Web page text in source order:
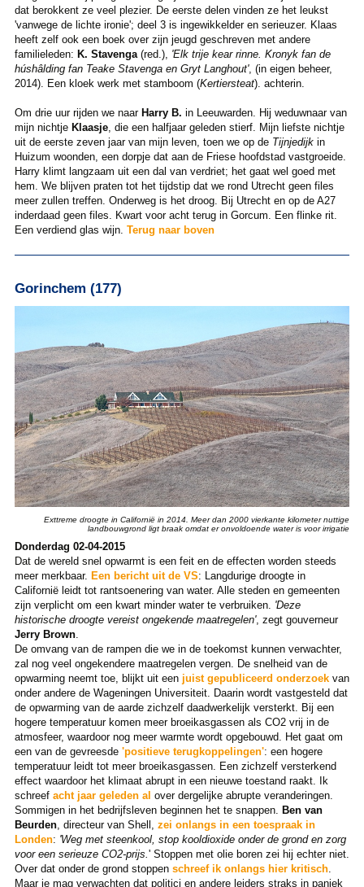
dat berokkent ze veel plezier. De eerste delen vinden ze het leukst
'vanwege de lichte ironie'; deel 3 is ingewikkelder en serieuzer. Klaas
heeft zelf ook een boek over zijn jeugd geschreven met andere
familieleden: K. Stavenga(red.), 'Elk trije kear rinne. Kronyk fan de
húshâlding fan Teake Stavenga en Gryt Langhout', (in eigen beheer,
2014). Een kloek werk met stamboom (Kertiersteat). achterin.
Om drie uur rijden we naar Harry B. in Leeuwarden. Hij weduwnaar van
mijn nichtje Klaasje, die een halfjaar geleden stierf. Mijn liefste nichtje
uit de eerste zeven jaar van mijn leven, toen we op de Tijnjedijkin
Huizum woonden, een dorpje dat aan de Friese hoofdstad vastgroeide.
Harry klimt langzaam uit een dal van verdriet; het gaat wel goed met
hem. We blijven praten tot het tijdstip dat we rond Utrecht geen files
meer zullen treffen. Onderweg is het droog. Bij Utrecht en op de A27
inderdaad geen files. Kwart voor acht terug in Gorcum. Een flinke rit.
Een verdiend glas wijn. Terug naar boven
Gorinchem (177)
Exttreme droogte in Californië in 2014. Meer dan 2000 vierkante kilometer nuttige
landbouwgrond ligt braak omdat er onvoldoende water is voor irrigatie
Donderdag 02-04-2015
Dat de wereld snel opwarmt is een feit en de effecten worden steeds
meer merkbaar. Een bericht uit de VS: Langdurige droogte in
Californië leidt tot rantsoenering van water. Alle steden en gemeenten
zijn verplicht om een kwart minder water te verbruiken. 'Deze
historische droogte vereist ongekende maatregelen', zegt gouverneur
Jerry Brown.
De omvang van de rampen die we in de toekomst kunnen verwachter,
zal nog veel ongekendere maatregelen vergen. De snelheid van de
opwarming neemt toe, blijkt uit een juist gepubliceerd onderzoekvan
onder andere de Wageningen Universiteit. Daarin wordt vastgesteld dat
de opwarming van de aarde zichzelf daadwerkelijk versterkt. Bij een
hogere temperatuur komen meer broeikasgassen als CO2 vrij in de
atmosfeer, waardoor nog meer warmte wordt opgebouwd. Het gaat om
een van de gevreesde 'positieve terugkoppelingen': een hogere
temperatuur leidt tot meer broeikasgassen. Een zichzelf versterkend
effect waardoor het klimaat abrupt in een nieuwe toestand raakt. Ik
schreef acht jaar geleden al over dergelijke abrupte veranderingen.
Sommigen in het bedrijfsleven beginnen het te snappen.
Ben van
Beurden, directeur van Shell, zei onlangs in een toespraak in
Londen: 'Weg met steenkool, stop kooldioxide onder de grond en zorg
voor een serieuze CO2-prijs. ' Stoppen met olie boren zei hij echter niet.
Over dat onder de grond stoppen schreef ik onlangs hier kritisch.
Maar je mag verwachten dat politici en andere leiders straks in paniek